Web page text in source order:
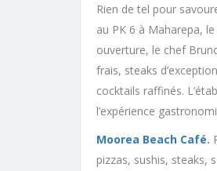
Rien de tel pour
au PK 6 à Maharepa,
ouverture, le chef
frais, steaks
cocktails raffinés.
l’expérience
Moorea Beach Café.
pizzas, sushis, steaks,